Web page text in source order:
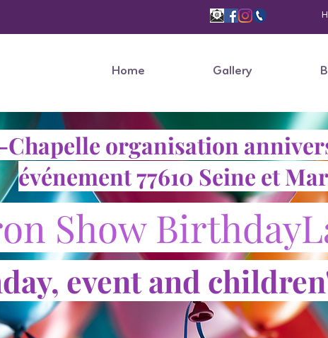
Home Gallery
organisation
événement 77610 Seine et
Show
event and